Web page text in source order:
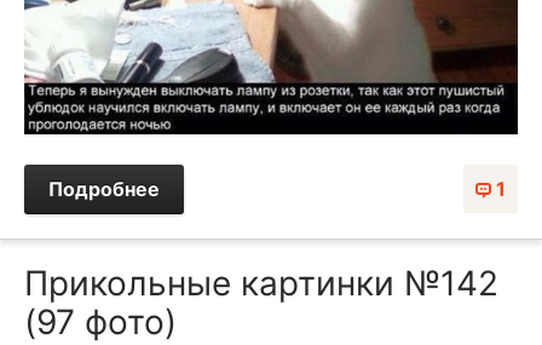
1
Подробнее
Прикольные картинки №142
(97 фото)